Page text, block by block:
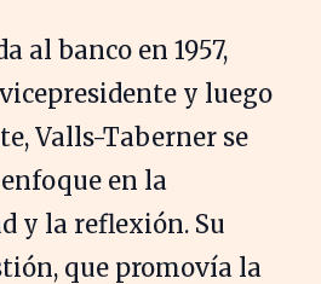
al banco en 1957,
y luego
Valls-Taberner se
en la
y la reflexión. Su
que promovía la